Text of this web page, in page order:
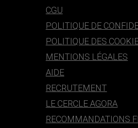
CGU
POLITIQUE DE
POLITIQUE DES
MENTIONS LÉGALES
AIDE
RECRUTEMENT
LE CERCLE AGORA
RECOMMANDATIONS